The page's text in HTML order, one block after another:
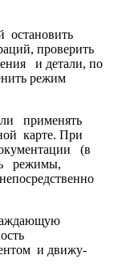
проверить
и детали, по
режим
применять
карте. При
(в
режимы,
и движу­